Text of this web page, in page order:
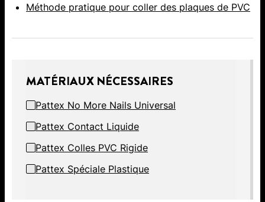
Méthode pratique pour coller des plaques de PVC
MATÉRIAUX NÉCESSAIRES
Pattex No More Nails Universal
Pattex Contact Liquide
Pattex Colles PVC Rigide
Pattex Spéciale Plastique